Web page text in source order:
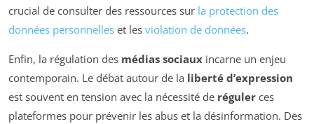
crucial de consulter des ressources sur la protection des
données personnelles et les violation de données.
Enfin, la régulation des médias sociaux incarne un enjeu
contemporain. Le débat autour de la liberté d’expression
est souvent en tension avec la nécessité de réguler ces
plateformes pour prévenir les abus et la désinformation. Des